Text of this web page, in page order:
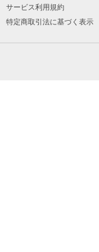
サービス利用規約
特定商取引法に基づく表示